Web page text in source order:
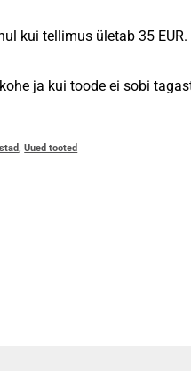
kui tellimus ületab 35 EUR.
ja kui toode ei sobi
,Uued tooted